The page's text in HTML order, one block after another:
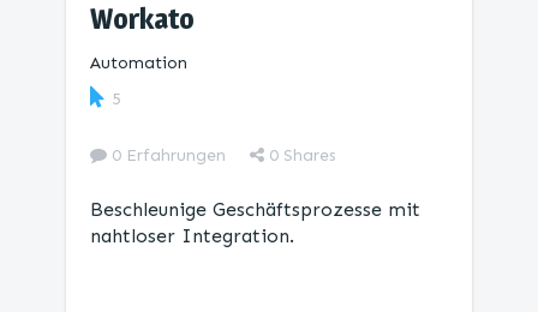
Workato
Automation
5
0 Erfahrungen 0 Shares
Beschleunige Geschäftsprozesse mit
nahtloser Integration.